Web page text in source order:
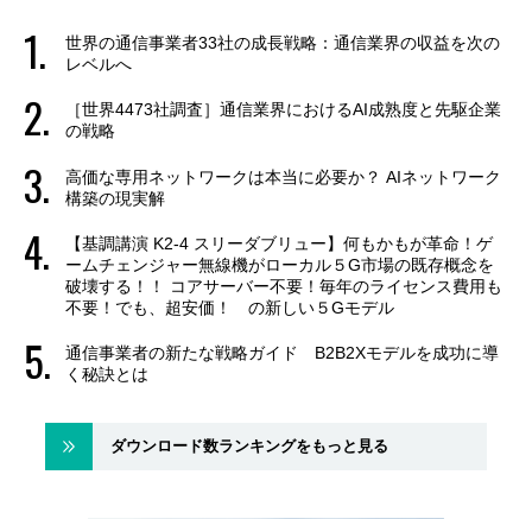
世界の通信事業者33社の成長戦略：通信業界の収益を次の
レベルへ
［世界4473社調査］通信業界におけるAI成熟度と先駆企業
の戦略
高価な専用ネットワークは本当に必要か？ AIネットワーク
構築の現実解
【基調講演 K2-4 スリーダブリュー】何もかもが革命！ゲ
ームチェンジャー無線機がローカル５G市場の既存概念を
破壊する！！ コアサーバー不要！毎年のライセンス費用も
不要！でも、超安価！ の新しい５Gモデル
通信事業者の新たな戦略ガイド B2B2Xモデルを成功に導
く秘訣とは
ダウンロード数ランキングをもっと見る